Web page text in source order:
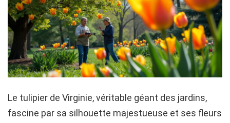
Le tulipier de Virginie, véritable géant des jardins,
fascine par sa silhouette majestueuse et ses fleurs